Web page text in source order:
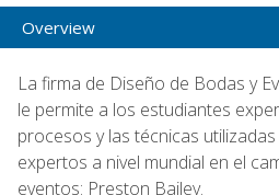
Overview
La firma de Diseño de Bodas y
le permite a los estudiantes
procesos y las técnicas
expertos a nivel mundial en el
eventos: Preston Bailey.